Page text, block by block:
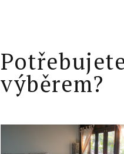
výběrem?